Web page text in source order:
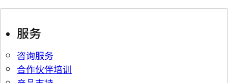
服务
咨询服务
合作伙伴培训